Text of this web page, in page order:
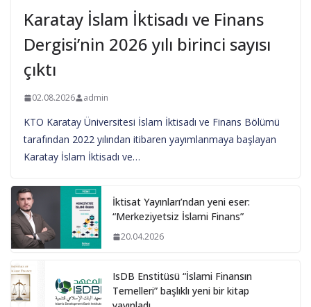
Karatay İslam İktisadı ve Finans
Dergisi’nin 2026 yılı birinci sayısı
çıktı
02.08.2026 admin
KTO Karatay Üniversitesi İslam İktisadı ve Finans Bölümü
tarafından 2022 yılından itibaren yayımlanmaya başlayan
Karatay İslam İktisadı ve…
İktisat Yayınları’ndan yeni eser:
“Merkeziyetsiz İslami Finans”
20.04.2026
IsDB Enstitüsü “İslami Finansın
Temelleri” başlıklı yeni bir kitap